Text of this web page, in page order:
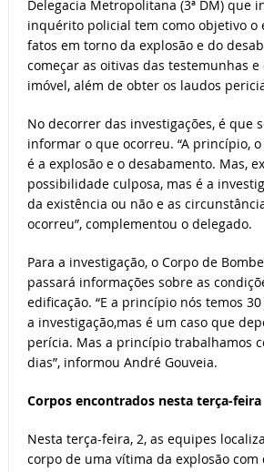
Delegacia Metropolitana (3ª DM) que
inquérito policial tem como objetivo o
fatos em torno da explosão e do
começar as oitivas das testemunhas
imóvel, além de obter os laudos
No decorrer das investigações, é que
informar o que ocorreu. “A princípio,
é a explosão e o desabamento. Mas,
possibilidade culposa, mas é a
da existência ou não e as
ocorreu”, complementou o delegado.
Para a investigação, o Corpo de
passará informações sobre as
edificação. “E a princípio nós temos
a investigação,mas é um caso que
perícia. Mas a princípio trabalhamos
dias”, informou André Gouveia.
Corpos encontrados nesta terça-feira
Nesta terça-feira, 2, as equipes
corpo de uma vítima da explosão com